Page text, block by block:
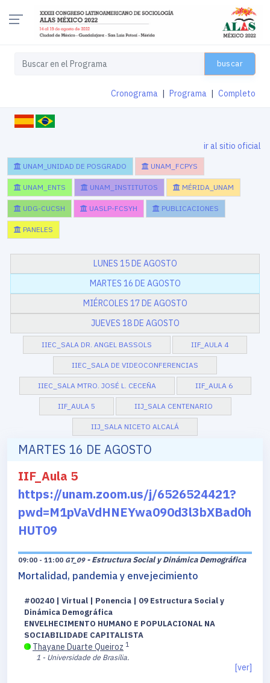
buscar
Cronograma Programa Completo
ir al sitio oficial
UNAM_UNIDAD DE POSGRADO UNAM_FCPYS
UNAM_ENTS UNAM_INSTITUTOS MÉRIDA_UNAM
UDG-CUCSH UASLP-FCSYH PUBLICACIONES
PANELES
LUNES 15 DE AGOSTO
MARTES 16 DE AGOSTO
MIÉRCOLES 17 DE AGOSTO
JUEVES 18 DE AGOSTO
IIEC_SALA DR. ANGEL BASSOLS IIF_AULA 4
IIEC_SALA DE VIDEOCONFERENCIAS
IIEC_SALA MTRO. JOSÉ L. CECEÑA IIF_AULA 6
IIF_AULA 5 IIJ_SALA CENTENARIO
IIJ_SALA NICETO ALCALÁ
MARTES 16 DE AGOSTO
IIF_Aula 5
https://unam.zoom.us/j/6526524421?
pwd=M1pVaVdHNEYwa090d3l3bXBad0h
HUT09
09:00 - 11:00 GT_09 - Estructura Social y Dinámica Demográfica
Mortalidad, pandemia y envejecimiento
#00240 | Virtual | Ponencia | 09 Estructura Social y
Dinámica Demográfica
ENVELHECIMENTO HUMANO E POPULACIONAL NA
SOCIABILIDADE CAPITALISTA
Thayane Duarte Queiroz 1
1 - Universidade de Brasília.
[ver]